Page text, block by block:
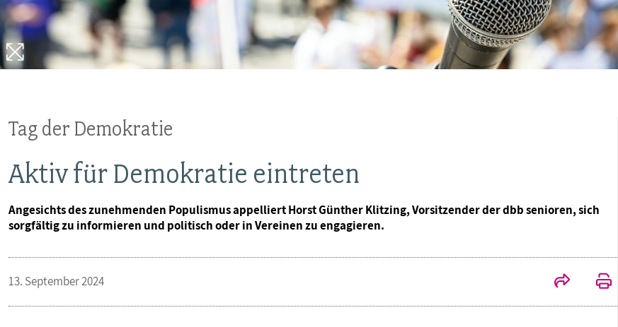
Landesjugendbünde
VERANSTALTUNGEN UND SEMINARE
Ideencampus
Parlamentarisches Sommerfest
MITGLIEDSCHAFT & SERVICE
Akademie
Verlag
Tag der Demokratie
Aktiv für Demokratie eintreten
Angesichts des zunehmenden Populismus appelliert Horst Günther Klitzing, Vorsitzender der dbb senioren, sich
sorgfältig zu informieren und politisch oder in Vereinen zu engagieren.
13. September 2024